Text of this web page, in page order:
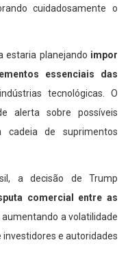
cuidadosamente o
estaria planejando impor
essenciais das
tecnológicas. O
alerta sobre possíveis
cadeia de suprimentos
a decisão de Trump
comercial entre as
aumentando a volatilidade
e autoridades